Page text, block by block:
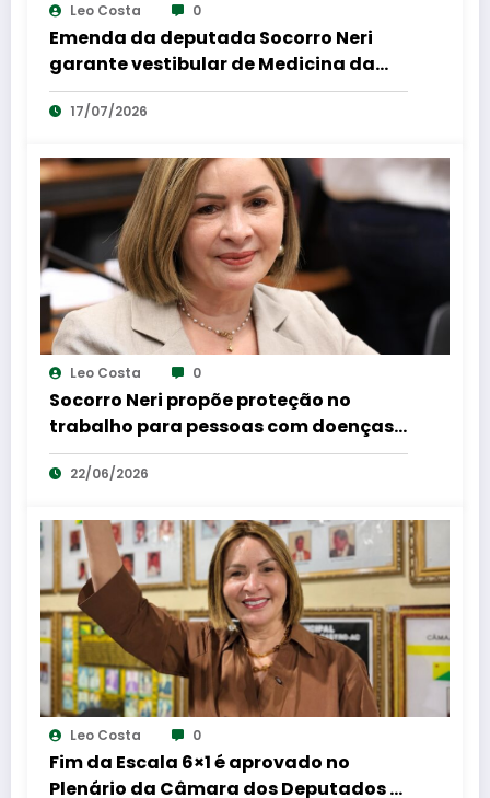
Leo Costa 0
Emenda da deputada Socorro Neri
garante vestibular de Medicina da
UFAC e amplia aplicação das provas
para nove municípios do Acre
17/07/2026
Leo Costa 0
Socorro Neri propõe proteção no
trabalho para pessoas com doenças
autoimunes ou crônicas, como lúpus e
fibromialgia.
22/06/2026
Leo Costa 0
Fim da Escala 6×1 é aprovado no
Plenário da Câmara dos Deputados e